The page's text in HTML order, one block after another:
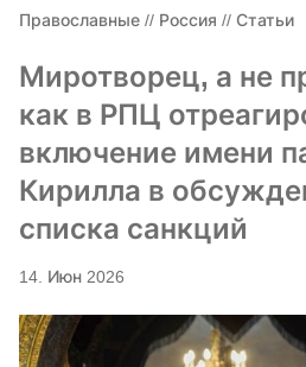
Православные // Россия // Статьи
Миротворец, а не
как в РПЦ
включение имени
Кирилла в
списка санкций
14. Июн 2026